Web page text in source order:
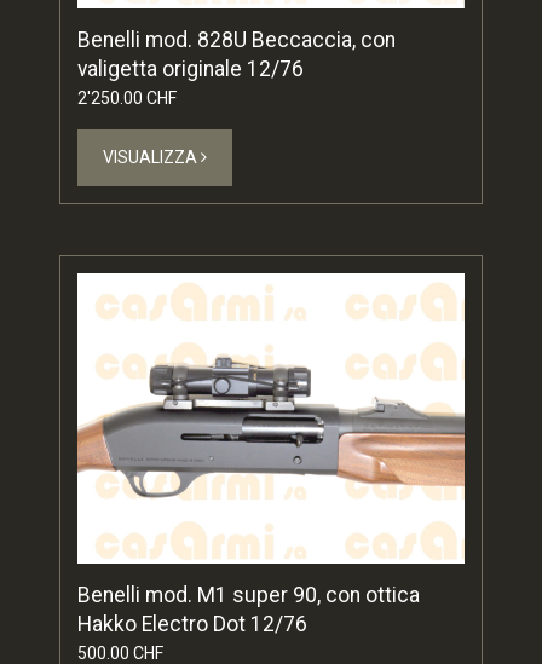
Benelli mod. 828U Beccaccia, con
valigetta originale 12/76
2'250.00 CHF
VISUALIZZA
Benelli mod. M1 super 90, con ottica
Hakko Electro Dot 12/76
500.00 CHF